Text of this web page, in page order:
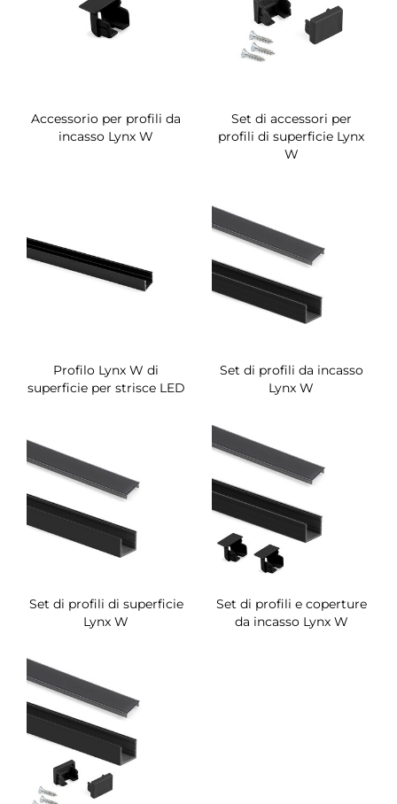
Accessorio per profili da
incasso Lynx W
Set di accessori per
profili di superficie Lynx
W
Profilo Lynx W di
superficie per strisce LED
Set di profili da incasso
Lynx W
Set di profili di superficie
Lynx W
Set di profili e coperture
da incasso Lynx W